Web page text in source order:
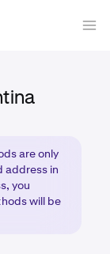
are only
address in
you
will be